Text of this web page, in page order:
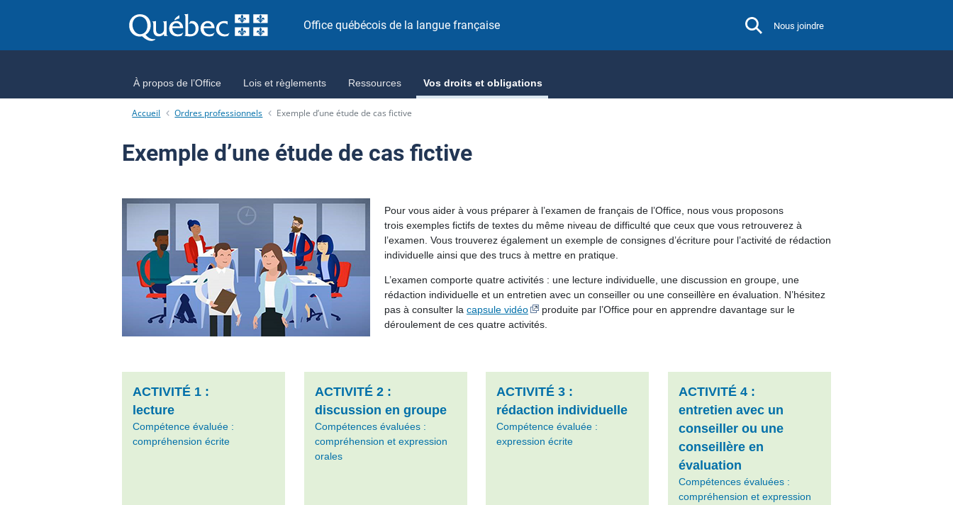
Office québécois de la langue française Nous joindre
À propos de l’Office Lois et règlements Ressources Vos droits et obligations
Accueil Ordres professionnels Exemple d’une étude de cas fictive
Exemple d’une étude de cas fictive
Pour vous aider à vous préparer à l’examen de français de l’Office, nous vous proposons
trois exemples fictifs de textes du même niveau de difficulté que ceux que vous retrouverez à
l’examen. Vous trouverez également un exemple de consignes d’écriture pour l’activité de rédaction
individuelle ainsi que des trucs à mettre en pratique.
L’examen comporte quatre activités : une lecture individuelle, une discussion en groupe, une
rédaction individuelle et un entretien avec un conseiller ou une conseillère en évaluation. N’hésitez
pas à consulter la capsule vidéo
produite par l’Office pour en apprendre davantage sur le
déroulement de ces quatre activités.
ACTIVITÉ 1 :
lecture
Compétence évaluée :
compréhension écrite
ACTIVITÉ 2 :
discussion en groupe
Compétences évaluées :
compréhension et expression
orales
ACTIVITÉ 3 :
rédaction individuelle
Compétence évaluée :
expression écrite
ACTIVITÉ 4 :
entretien avec un
conseiller ou une
conseillère en
évaluation
Compétences évaluées :
compréhension et expression